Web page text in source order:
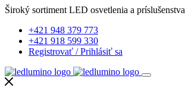
Široký sortiment LED osvetlenia a príslušenstva
+421 948 379 773
+421 918 599 330
Registrovať /Prihlásiť sa